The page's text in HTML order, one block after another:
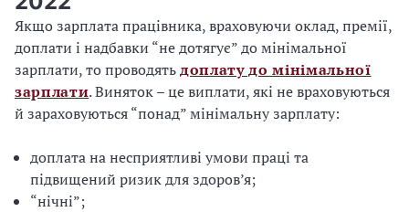
Якщо зарплата працівника, враховуючи оклад, премії,
доплати і надбавки “не дотягує” до мінімальної
зарплати, то проводятьдоплату до мінімальної
зарплати. Виняток – це виплати, які не враховуються
й зараховуються “понад” мінімальну зарплату:
доплата на несприятливі умови праці та
підвищений ризик для здоров’я;
“нічні”;